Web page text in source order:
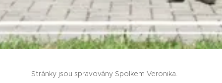
Stránky jsou spravovány Spolkem Veronika.